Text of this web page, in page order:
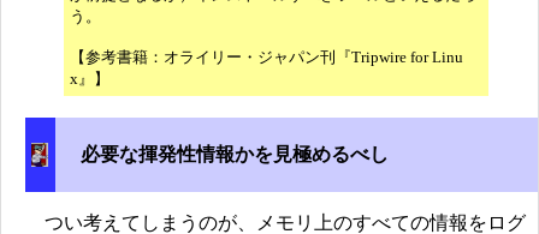
う。
【参考書籍：オライリー・ジャパン刊『Tripwire for Linu
x』】
必要な揮発性情報かを見極めるべし
つい考えてしまうのが、メモリ上のすべての情報をログ